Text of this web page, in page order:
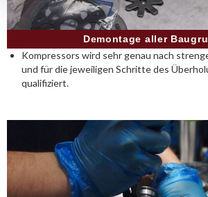
Demontage aller
Kompressors wird sehr genau nach
und für die jeweiligen Schritte des
qualifiziert.